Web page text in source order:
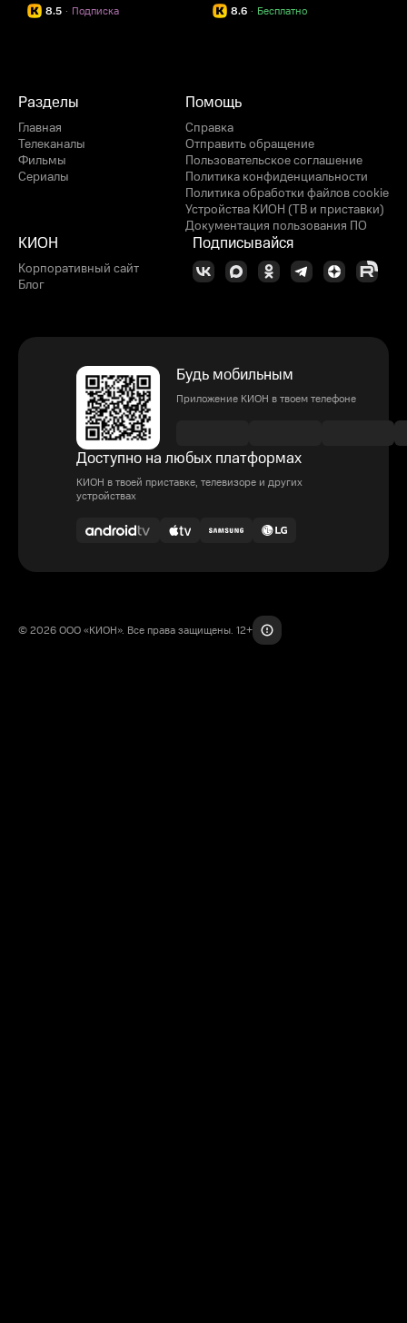
8.5 Подписка
· 8.6 Бесплатно
·
Разделы
Главная
Телеканалы
Фильмы
Сериалы
Помощь
Справка
Отправить обращение
Пользовательское соглашение
Политика конфиденциальности
Политика обработки файлов cookie
Устройства КИОН (ТВ и приставки)
Документация пользования ПО
КИОН
Корпоративный сайт
Блог
Подписывайся
Будь мобильным
Приложение КИОН в твоем телефоне
Доступно на любых платформах
КИОН в твоей приставке, телевизоре и других
устройствах
© 2026 ООО «КИОН». Все права защищены. 12+